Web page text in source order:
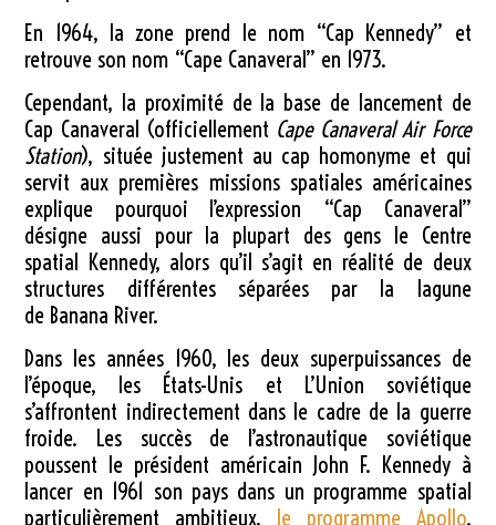
En 1964, la zone prend le nom “Cap Kennedy” et
retrouve son nom “Cape Canaveral” en 1973.
Cependant, la proximité de la base de lancement de
Cap Canaveral (officiellement Cape Canaveral Air Force
Station), située justement au cap homonyme et qui
servit aux premières missions spatiales américaines
explique pourquoi l’expression “Cap Canaveral”
désigne aussi pour la plupart des gens le Centre
spatial Kennedy, alors qu’il s’agit en réalité de deux
structures différentes séparées par la lagune
de Banana River.
Dans les années 1960, les deux superpuissances de
l’époque, les États-Unis et L’Union soviétique
s’affrontent indirectement dans le cadre de la guerre
froide. Les succès de l’astronautique soviétique
poussent le président américain John F. Kennedy à
lancer en 1961 son pays dans un programme spatial
particulièrement ambitieux,
le programme Apollo.